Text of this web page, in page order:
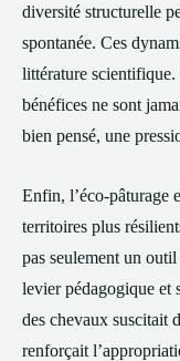
diversité structurelle
spontanée. Ces
littérature
bénéfices ne sont
bien pensé, une
Enfin, l’éco-pâturage
territoires plus
pas seulement un outil
levier pédagogique et
des chevaux suscitait
renforçait